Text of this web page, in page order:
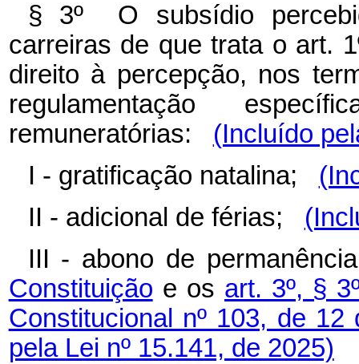
§ 3º O subsídio
carreiras de que trata o art.
direito à percepção, nos
regulamentação
remuneratórias: (Incluído
I - gratificação natalina;
II - adicional de férias;
III - abono de
Constituição e os art. 3º, §
Constitucional nº 103, de
pela Lei nº 15.141, de 2025)